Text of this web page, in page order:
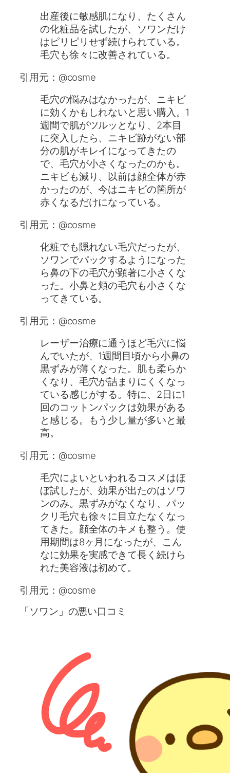
出産後に敏感肌になり、たくさん
の化粧品を試したが、ソワンだけ
はピリピリせず続けられている。
毛穴も徐々に改善されている。
引用元：@cosme
毛穴の悩みはなかったが、ニキビ
に効くかもしれないと思い購入。1
週間で肌がツルッとなり、2本目
に突入したら、ニキビ跡がない部
分の肌がキレイになってきたの
で、毛穴が小さくなったのかも。
ニキビも減り、以前は顔全体が赤
かったのが、今はニキビの箇所が
赤くなるだけになっている。
引用元：@cosme
化粧でも隠れない毛穴だったが、
ソワンでパックするようになった
ら鼻の下の毛穴が顕著に小さくな
った。小鼻と頬の毛穴も小さくな
ってきている。
引用元：@cosme
レーザー治療に通うほど毛穴に悩
んでいたが、1週間目頃から小鼻の
黒ずみが薄くなった。肌も柔らか
くなり、毛穴が詰まりにくくなっ
ている感じがする。特に、2日に1
回のコットンパックは効果がある
と感じる。もう少し量が多いと最
高。
引用元：@cosme
毛穴によいといわれるコスメはほ
ぼ試したが、効果が出たのはソワ
ンのみ。黒ずみがなくなり、パッ
クリ毛穴も徐々に目立たなくなっ
てきた。顔全体のキメも整う。使
用期間は8ヶ月になったが、こん
なに効果を実感できて長く続けら
れた美容液は初めて。
引用元：@cosme
「ソワン」の悪い口コミ